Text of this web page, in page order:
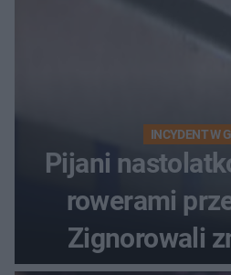
INCYDENT W
Pijani
rowerami
Zignorowali